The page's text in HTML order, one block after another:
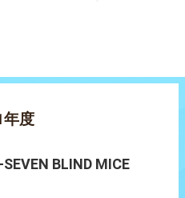
年度
BLIND MICE